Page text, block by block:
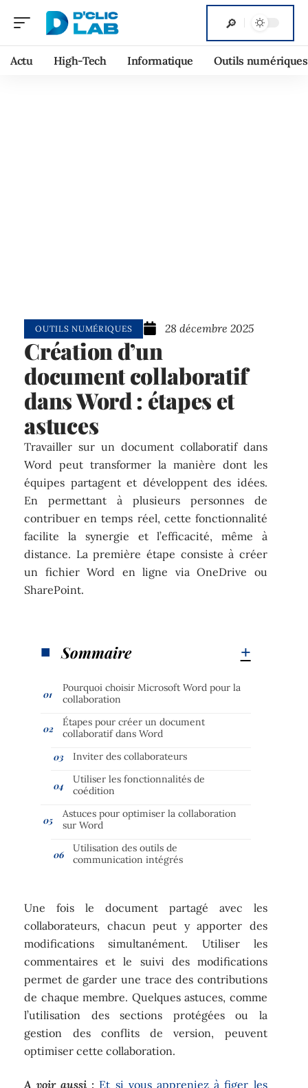
Actu High-Tech Informatique Outils numériques
OUTILS NUMÉRIQUES 28 décembre 2025
Création d’un
document collaboratif
dans Word : étapes et
astuces
Travailler sur un document collaboratif dans
Word peut transformer la manière dont les
équipes partagent et développent des idées.
En permettant à plusieurs personnes de
contribuer en temps réel, cette fonctionnalité
facilite la synergie et l’efficacité, même à
distance. La première étape consiste à créer
un fichier Word en ligne via OneDrive ou
SharePoint.
Sommaire
Pourquoi choisir Microsoft Word pour la
collaboration
Étapes pour créer un document
collaboratif dans Word
Inviter des collaborateurs
Utiliser les fonctionnalités de
coédition
Astuces pour optimiser la collaboration
sur Word
Utilisation des outils de
communication intégrés
Une fois le document partagé avec les
collaborateurs, chacun peut y apporter des
modifications simultanément. Utiliser les
commentaires et le suivi des modifications
permet de garder une trace des contributions
de chaque membre. Quelques astuces, comme
l’utilisation des sections protégées ou la
gestion des conflits de version, peuvent
optimiser cette collaboration.
A voir aussi : Et si vous appreniez à figer les